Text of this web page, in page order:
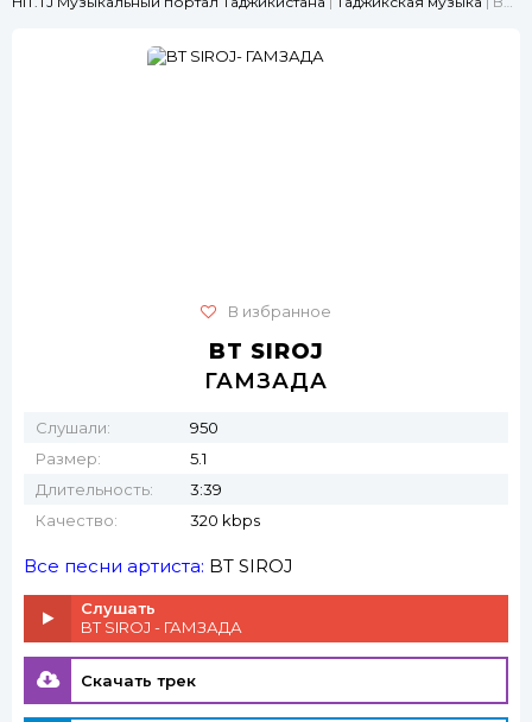
В избранное
BT SIROJ
ГАМЗАДА
Слушали:
950
Размер:
5.1
Длительность:
3:39
Качество:
320 kbps
Все песни артиста: BT SIROJ
Слушать
BT SIROJ - ГАМЗАДА
Скачать трек